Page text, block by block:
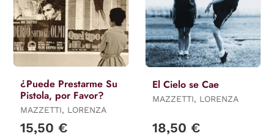
¿Puede Prestarme Su
Pistola, por Favor?
MAZZETTI, LORENZA
15,50 €
El Cielo se Cae
MAZZETTI, LORENZA
18,50 €